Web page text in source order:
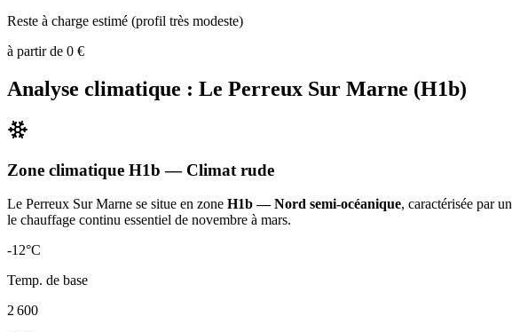
Reste à charge estimé (profil très modeste)
à partir de 0 €
Analyse climatique : Le Perreux Sur Marne (H1b)
Zone climatique H1b — Climat rude
Le Perreux Sur Marne se situe en zone H1b — Nord semi-océanique, caractérisée par un
le chauffage continu essentiel de novembre à mars.
-12°C
Temp. de base
2 600